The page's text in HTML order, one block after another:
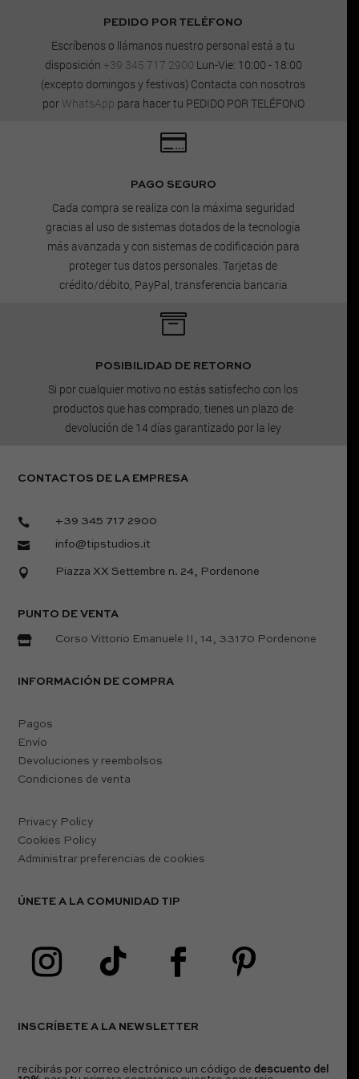
PEDIDO POR TELÉFONO
Escríbenos o llámanos nuestro personal está a tu
disposición +39 345 717 2900 Lun-Vie: 10:00 - 18:00
(excepto domingos y festivos) Contacta con nosotros
por WhatsApp para hacer tu PEDIDO POR TELÉFONO

PAGO SEGURO
Cada compra se realiza con la máxima seguridad
gracias al uso de sistemas dotados de la tecnología
más avanzada y con sistemas de codificación para
proteger tus datos personales. Tarjetas de
crédito/débito, PayPal, transferencia bancaria

POSIBILIDAD DE RETORNO
Si por cualquier motivo no estás satisfecho con los
productos que has comprado, tienes un plazo de
devolución de 14 días garantizado por la ley
CONTACTOS DE LA EMPRESA
 +39 345 717 2900
 info@tipstudios.it
 Piazza XX Settembre n. 24, Pordenone
PUNTO DE VENTA
 Corso Vittorio Emanuele II, 14, 33170 Pordenone
INFORMACIÓN DE COMPRA
Pagos
Envío
Devoluciones y reembolsos
Condiciones de venta
Privacy Policy
Cookies Policy
Administrar preferencias de cookies
ÚNETE A LA COMUNIDAD TIP
INSCRÍBETE A LA NEWSLETTER
recibirás por correo electrónico un código de descuento del